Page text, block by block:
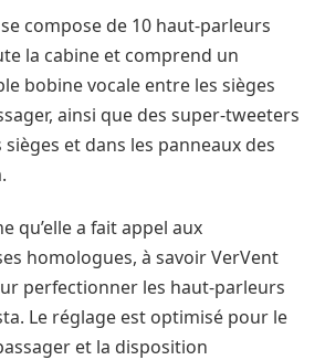
compose de 10 haut-parleurs
la cabine et comprend un
bobine vocale entre les sièges
ainsi que des super-tweeters
et dans les panneaux des
qu’elle a fait appel aux
homologues, à savoir VerVent
perfectionner les haut-parleurs
Le réglage est optimisé pour le
et la disposition